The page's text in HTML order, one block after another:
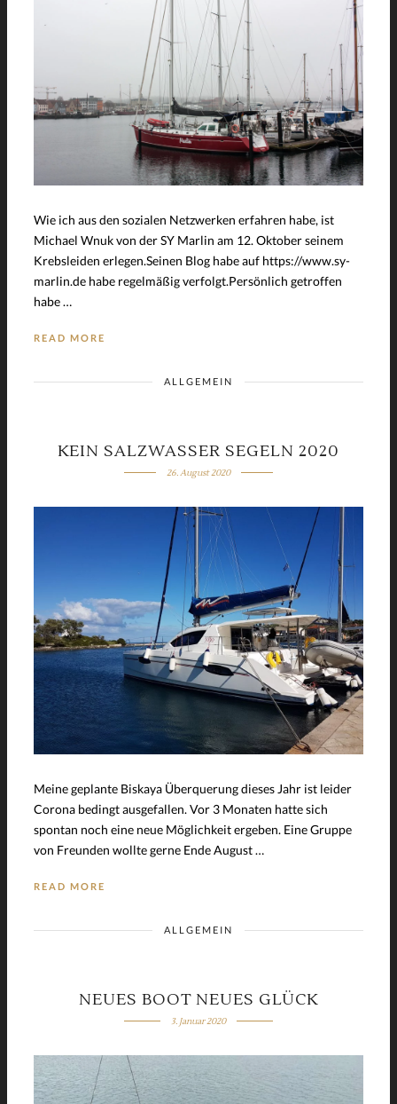
Wie ich aus den sozialen Netzwerken erfahren habe, ist
Michael Wnuk von der SY Marlin am 12. Oktober seinem
Krebsleiden erlegen.Seinen Blog habe auf https://www.sy-
marlin.de habe regelmäßig verfolgt.Persönlich getroffen
habe …
READ MORE
ALLGEMEIN
KEIN SALZWASSER SEGELN 2020
26. August 2020
Meine geplante Biskaya Überquerung dieses Jahr ist leider
Corona bedingt ausgefallen. Vor 3 Monaten hatte sich
spontan noch eine neue Möglichkeit ergeben. Eine Gruppe
von Freunden wollte gerne Ende August …
READ MORE
ALLGEMEIN
NEUES BOOT NEUES GLÜCK
3. Januar 2020